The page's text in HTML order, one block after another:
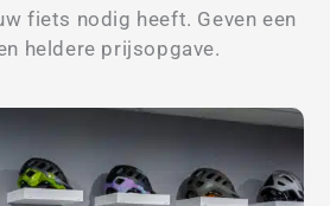
fiets nodig heeft. Geven een
heldere prijsopgave.